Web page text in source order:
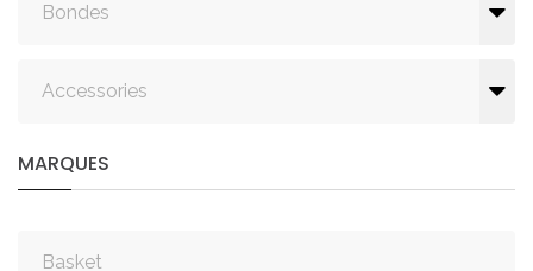
Bondes
Accessories
MARQUES
Basket